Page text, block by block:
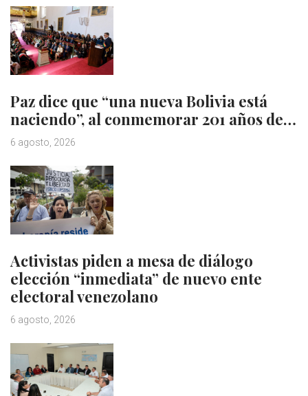
Paz dice que “una nueva Bolivia está
naciendo”, al conmemorar 201 años de…
6 agosto, 2026
Activistas piden a mesa de diálogo
elección “inmediata” de nuevo ente
electoral venezolano
6 agosto, 2026